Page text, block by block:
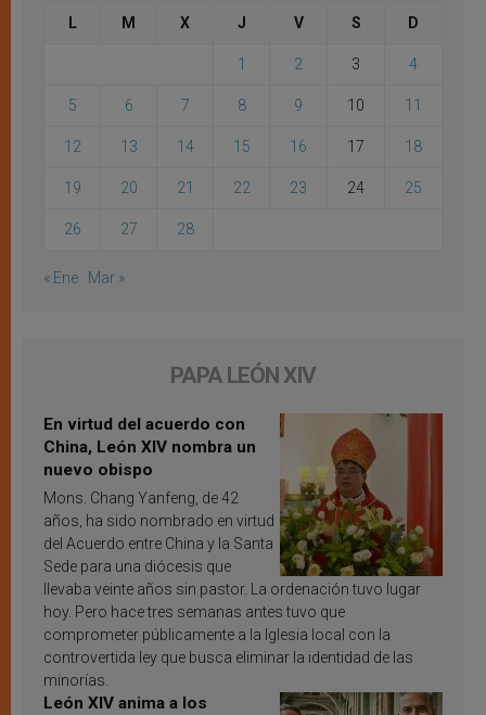
L M X J V S D
1 2 3 4
5 6 7 8 9 10 11
12 13 14 15 16 17 18
19 20 21 22 23 24 25
26 27 28
« Ene Mar »
PAPA LEÓN XIV
En virtud del acuerdo con
China, León XIV nombra un
nuevo obispo
Mons. Chang Yanfeng, de 42
años, ha sido nombrado en virtud
del Acuerdo entre China y la Santa
Sede para una diócesis que
llevaba veinte años sin pastor. La ordenación tuvo lugar
hoy. Pero hace tres semanas antes tuvo que
comprometer públicamente a la Iglesia local con la
controvertida ley que busca eliminar la identidad de las
minorías.
León XIV anima a los